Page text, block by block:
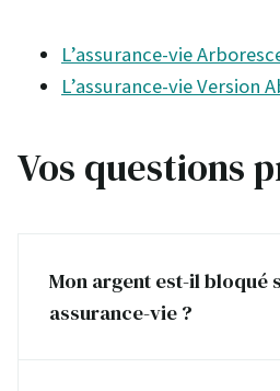
L’assurance-vie
L’assurance-vie Version
Vos questions
Mon argent est-il bloqué
assurance-vie ?